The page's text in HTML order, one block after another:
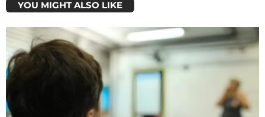
YOU MIGHT ALSO LIKE